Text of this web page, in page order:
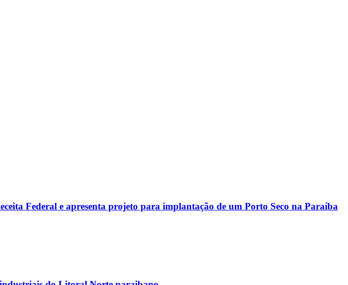
Federal e apresenta projeto para implantação de um Porto Seco na Paraíba